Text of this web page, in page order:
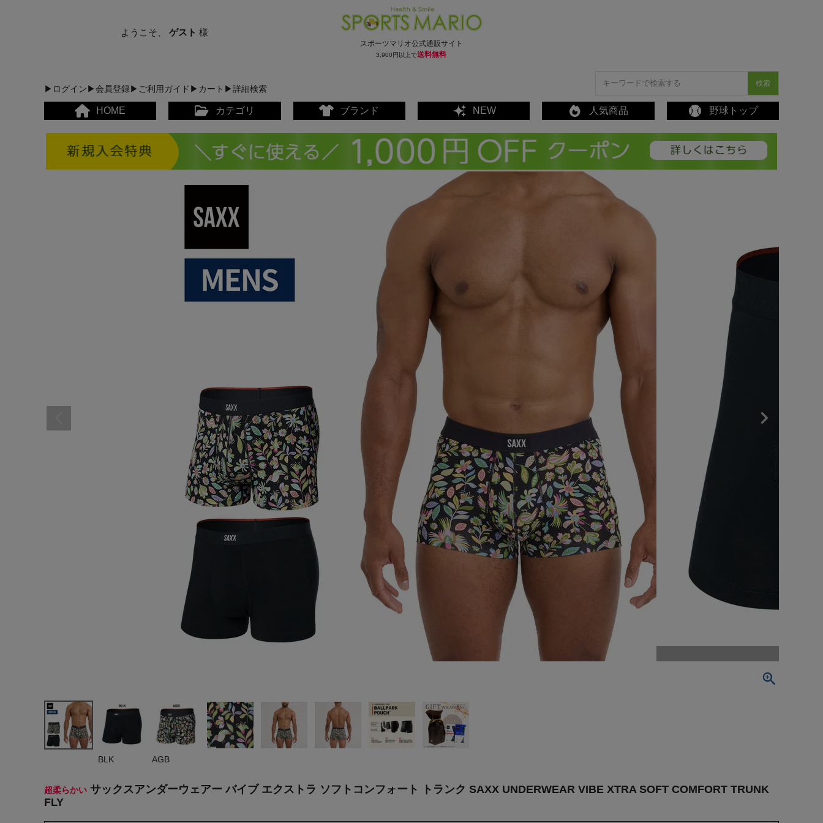
スポーツマリオ公式通販サイト
3,900円以上で送料無料
ようこそ、 ゲスト様
▶ログイン▶会員登録▶ご利用ガイド ▶カート ▶詳細検索
検索
HOME カテゴリ
メンズカジュアルウェア
レディースカジュアルウェア
メンズスポーツウェア
レディーススポーツウェア
サンダル･シューズその他
アウトドア 登山
キャップ･ハット･ニット
全てのカテゴリを見る
ヨガ
キャンプ・フェス
旅行
プレゼント
子育て
ブランド NEW 人気商品 野球トップ
BLK AGB
超柔らかい サックスアンダーウェアー バイブ エクストラ ソフトコンフォート トランク SAXX UNDERWEAR VIBE XTRA SOFT COMFORT TRUNK
FLY